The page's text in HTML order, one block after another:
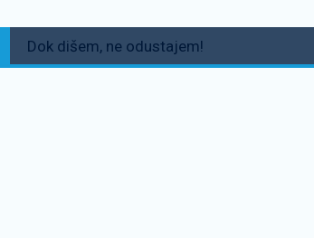
Sljedeće:
Dok dišem, ne odustajem!